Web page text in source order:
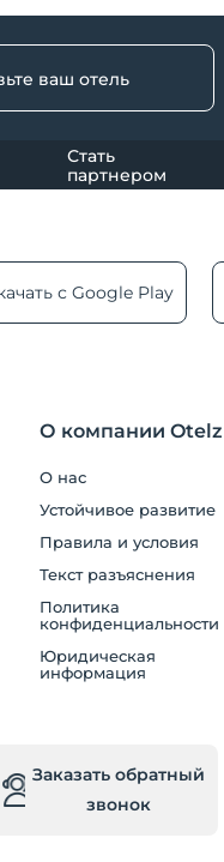
ваш отель
Стать
партнером
с Google Play
О компании Otelz
О нас
Устойчивое развитие
Правила и условия
Текст разъяснения
Политика
конфиденциальности
Юридическая
информация
Заказать обратный
звонок